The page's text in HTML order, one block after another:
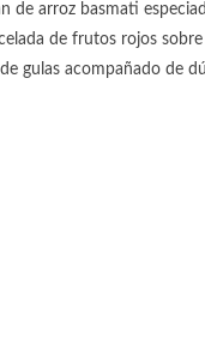
de arroz basmati
de frutos rojos
gulas acompañado de